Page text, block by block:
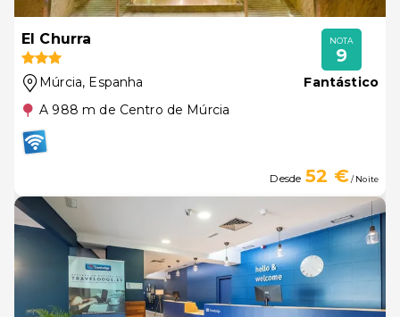
El Churra
Múrcia, Espanha
A 988 m de Centro de Múrcia
NOTA
9
Fantástico
Desde 52 €/ Noite